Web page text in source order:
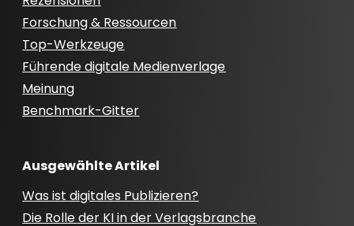
Forschung & Ressourcen
Top-Werkzeuge
Führende digitale Medienverlage
Meinung
Benchmark-Gitter
Ausgewählte Artikel
Was ist digitales Publizieren?
Die Rolle der KI in der Verlagsbranche